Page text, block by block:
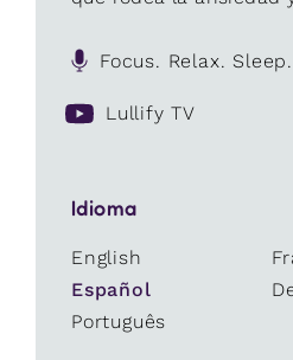
Focus. Relax.
Lullify TV
Idioma
English
Español
Português